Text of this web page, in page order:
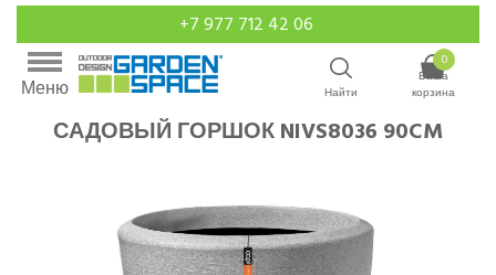
+7 977 712 42 06
Меню Найти
0
Ваша
корзина
САДОВЫЙ ГОРШОК NIVS8036 90CM